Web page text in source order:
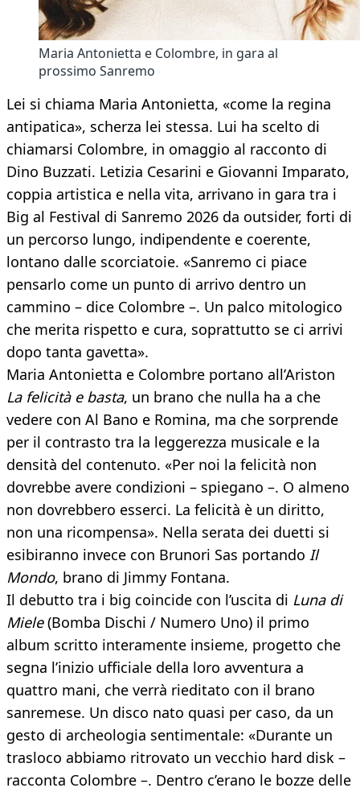
Maria Antonietta e Colombre, in gara al
prossimo Sanremo
Lei si chiama Maria Antonietta, «come la regina
antipatica», scherza lei stessa. Lui ha scelto di
chiamarsi Colombre, in omaggio al racconto di
Dino Buzzati. Letizia Cesarini e Giovanni Imparato,
coppia artistica e nella vita, arrivano in gara tra i
Big al Festival di Sanremo 2026 da outsider, forti di
un percorso lungo, indipendente e coerente,
lontano dalle scorciatoie. «Sanremo ci piace
pensarlo come un punto di arrivo dentro un
cammino – dice Colombre –. Un palco mitologico
che merita rispetto e cura, soprattutto se ci arrivi
dopo tanta gavetta».
Maria Antonietta e Colombre portano all’Ariston
La felicità e basta, un brano che nulla ha a che
vedere con Al Bano e Romina, ma che sorprende
per il contrasto tra la leggerezza musicale e la
densità del contenuto. «Per noi la felicità non
dovrebbe avere condizioni – spiegano –. O almeno
non dovrebbero esserci. La felicità è un diritto,
non una ricompensa». Nella serata dei duetti si
esibiranno invece con Brunori Sas portando Il
Mondo, brano di Jimmy Fontana.
Il debutto tra i big coincide con l’uscita di Luna di
Miele(Bomba Dischi / Numero Uno) il primo
album scritto interamente insieme, progetto che
segna l’inizio ufficiale della loro avventura a
quattro mani, che verrà rieditato con il brano
sanremese. Un disco nato quasi per caso, da un
gesto di archeologia sentimentale: «Durante un
trasloco abbiamo ritrovato un vecchio hard disk –
racconta Colombre –. Dentro c’erano le bozze delle